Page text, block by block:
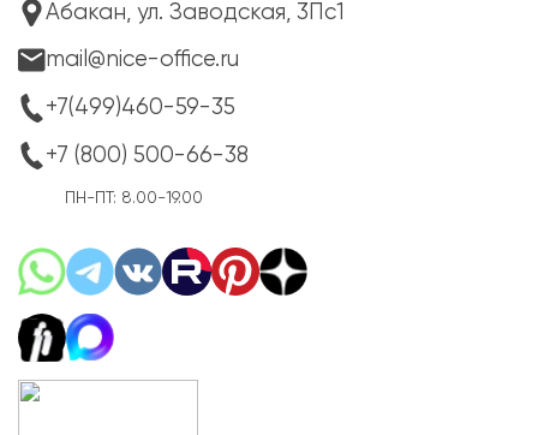
Абакан, ул. Заводская, 3Пс1
mail@nice-office.ru
+7(499)460-59-35
+7 (800) 500-66-38
ПН-ПТ: 8.00-19.00